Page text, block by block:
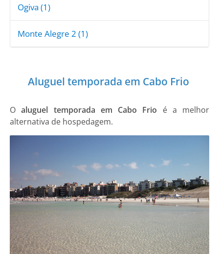
Ogiva (1)
Monte Alegre 2 (1)
Aluguel temporada em Cabo Frio
Oaluguel temporada em Cabo Frio é a melhor
alternativa de hospedagem.